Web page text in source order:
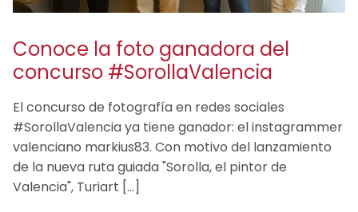
Conoce la foto ganadora del
concurso #SorollaValencia
El concurso de fotografía en redes sociales
#SorollaValencia ya tiene ganador: el instagrammer
valenciano markius83. Con motivo del lanzamiento
de la nueva ruta guiada "Sorolla, el pintor de
Valencia", Turiart […]